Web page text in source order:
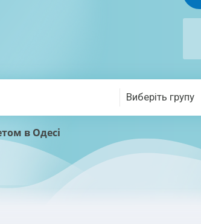
Виберіть групу
в Одесі